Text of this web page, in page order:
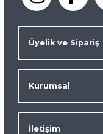
Üyelik ve Sipariş
Kurumsal
İletişim